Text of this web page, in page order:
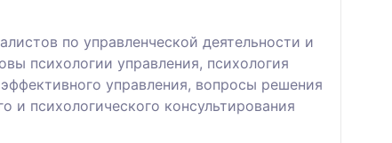
по управленческой деятельности и
психологии управления, психология
управления, вопросы решения
и психологического консультирования